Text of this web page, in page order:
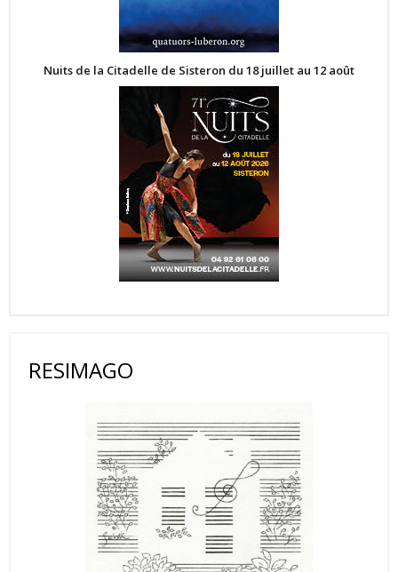
Nuits de la Citadelle de Sisteron du 18 juillet au 12 août
RESIMAGO